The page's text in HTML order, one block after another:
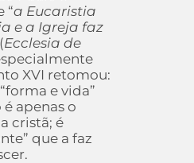
“a Eucaristia
e a Igreja faz
Ecclesia de
XVI retomou:
e vida”
apenas o
cristã; é
que a faz